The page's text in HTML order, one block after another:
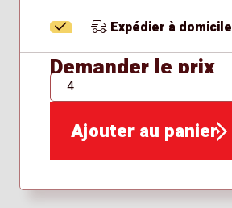
Expédier à domicile
Demander le prix
QTÉ
Ajouter au panier